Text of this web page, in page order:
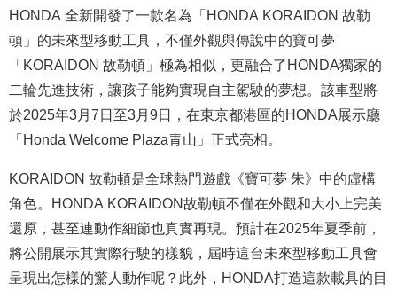
HONDA 全新開發了一款名為「HONDA KORAIDON 故勒
頓」的未來型移動工具，不僅外觀與傳說中的寶可夢
「KORAIDON 故勒頓」極為相似，更融合了HONDA獨家的
二輪先進技術，讓孩子能夠實現自主駕駛的夢想。該車型將
於2025年3月7日至3月9日，在東京都港區的HONDA展示廳
「Honda Welcome Plaza青山」正式亮相。
KORAIDON 故勒頓是全球熱門遊戲《寶可夢 朱》中的虛構
角色。HONDA KORAIDON故勒頓不僅在外觀和大小上完美
還原，甚至連動作細節也真實再現。預計在2025年夏季前，
將公開展示其實際行駛的樣貌，屆時這台未來型移動工具會
呈現出怎樣的驚人動作呢？此外，HONDA打造這款載具的目